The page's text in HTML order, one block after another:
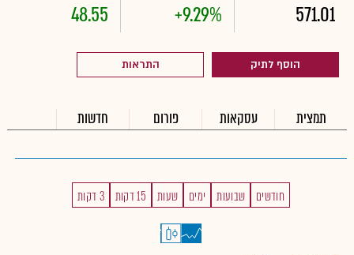
571.01
+9.29%
48.55
הוסף לתיק התראות
תמצית עסקאות פורום חדשות
חודשים שבועות ימים שעות 15 דקות 3 דקות